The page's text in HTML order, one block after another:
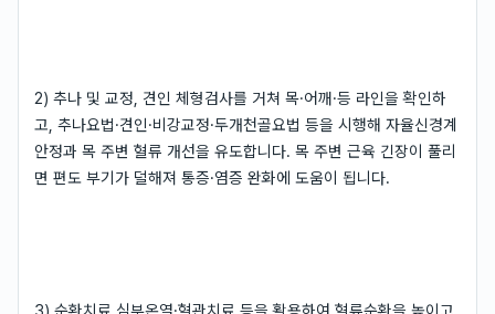
2) 추나 및 교정, 견인 체형검사를 거쳐 목·어깨·등 라인을 확인하
고, 추나요법·견인·비강교정·두개천골요법 등을 시행해 자율신경계
안정과 목 주변 혈류 개선을 유도합니다. 목 주변 근육 긴장이 풀리
면 편도 부기가 덜해져 통증·염증 완화에 도움이 됩니다.
3) 순환치료 심부온열·혈관치료 등을 활용하여 혈류순환을 높이고,